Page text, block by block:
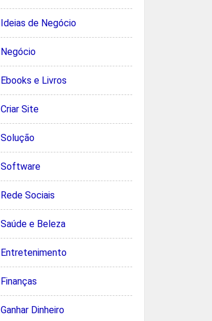
Ideias de Negócio
Negócio
Ebooks e Livros
Criar Site
Solução
Software
Rede Sociais
Saúde e Beleza
Entretenimento
Finanças
Ganhar Dinheiro